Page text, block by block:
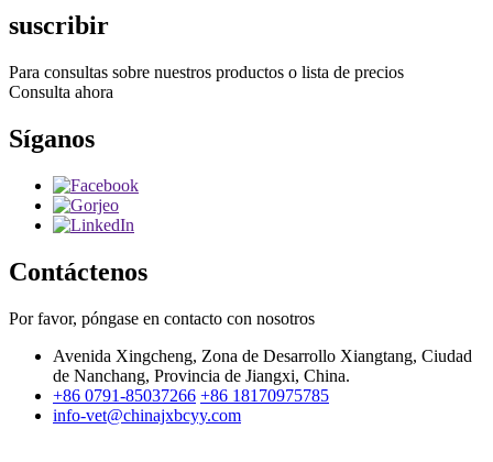
suscribir
Para consultas sobre nuestros productos o lista de precios
Consulta ahora
Síganos
Contáctenos
Por favor, póngase en contacto con nosotros
Avenida Xingcheng, Zona de Desarrollo Xiangtang, Ciudad
de Nanchang, Provincia de Jiangxi, China.
+86 0791-85037266 +86 18170975785
info-vet@chinajxbcyy.com